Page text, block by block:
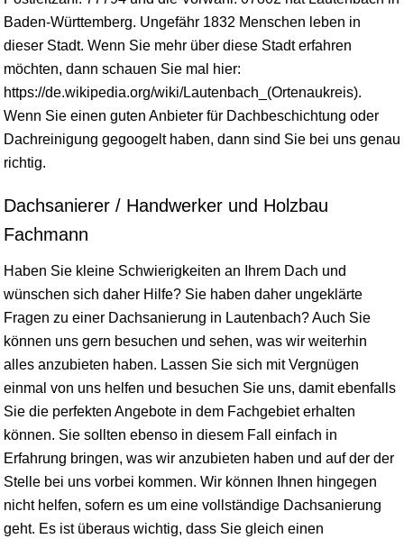
Baden-Württemberg. Ungefähr 1832 Menschen leben in
dieser Stadt. Wenn Sie mehr über diese Stadt erfahren
möchten, dann schauen Sie mal hier:
https://de.wikipedia.org/wiki/Lautenbach_(Ortenaukreis).
Wenn Sie einen guten Anbieter für Dachbeschichtung oder
Dachreinigung gegoogelt haben, dann sind Sie bei uns genau
richtig.
Dachsanierer / Handwerker und Holzbau
Fachmann
Haben Sie kleine Schwierigkeiten an Ihrem Dach und
wünschen sich daher Hilfe? Sie haben daher ungeklärte
Fragen zu einer Dachsanierung in Lautenbach? Auch Sie
können uns gern besuchen und sehen, was wir weiterhin
alles anzubieten haben. Lassen Sie sich mit Vergnügen
einmal von uns helfen und besuchen Sie uns, damit ebenfalls
Sie die perfekten Angebote in dem Fachgebiet erhalten
können. Sie sollten ebenso in diesem Fall einfach in
Erfahrung bringen, was wir anzubieten haben und auf der der
Stelle bei uns vorbei kommen. Wir können Ihnen hingegen
nicht helfen, sofern es um eine vollständige Dachsanierung
geht. Es ist überaus wichtig, dass Sie gleich einen